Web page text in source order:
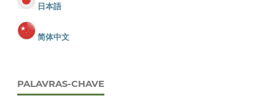
日本語
简体中文
PALAVRAS-CHAVE